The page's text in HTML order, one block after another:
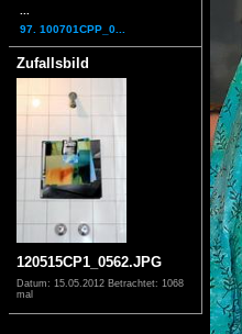
97. 100701CPP_0...
Zufallsbild
120515CP1_0562.JPG
Datum: 15.05.2012 Betrachtet: 1068
mal